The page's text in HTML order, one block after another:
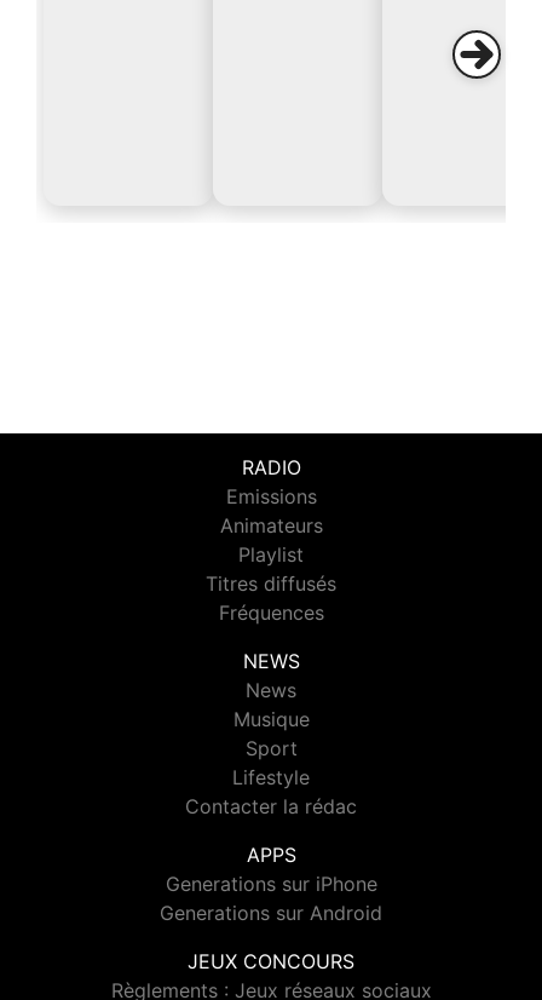
RADIO
Emissions
Animateurs
Playlist
Titres diffusés
Fréquences
NEWS
News
Musique
Sport
Lifestyle
Contacter la rédac
APPS
Generations sur iPhone
Generations sur Android
JEUX CONCOURS
Règlements : Jeux réseaux sociaux